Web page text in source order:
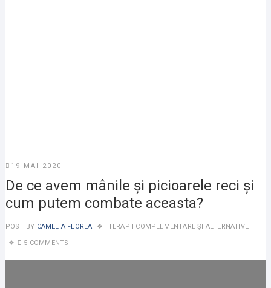
19 MAI 2020
De ce avem mânile și picioarele reci și
cum putem combate aceasta?
POST BY CAMELIA FLOREA TERAPII COMPLEMENTARE ȘI ALTERNATIVE
5 COMMENTS